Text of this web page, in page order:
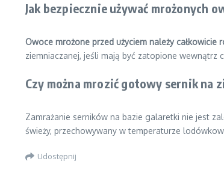
Jak bezpiecznie używać mrożonych
Owoce mrożone przed użyciem należy całkowicie
ziemniaczanej, jeśli mają być zatopione wewnątrz
Czy można mrozić gotowy sernik na
Zamrażanie serników na bazie galaretki nie jest
świeży, przechowywany w temperaturze
Udostępnij